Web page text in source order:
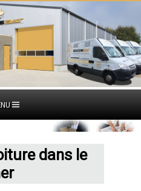
dans le